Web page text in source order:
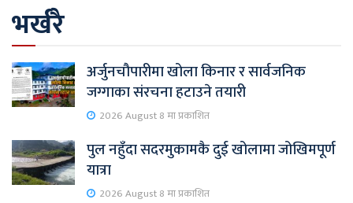
भर्खरै
अर्जुनचौपारीमा खोला किनार र सार्वजनिक
जग्गाका संरचना हटाउने तयारी
2026 August 8 मा प्रकाशित
पुल नहुँदा सदरमुकामकै दुई खोलामा जोखिमपूर्ण
यात्रा
2026 August 8 मा प्रकाशित